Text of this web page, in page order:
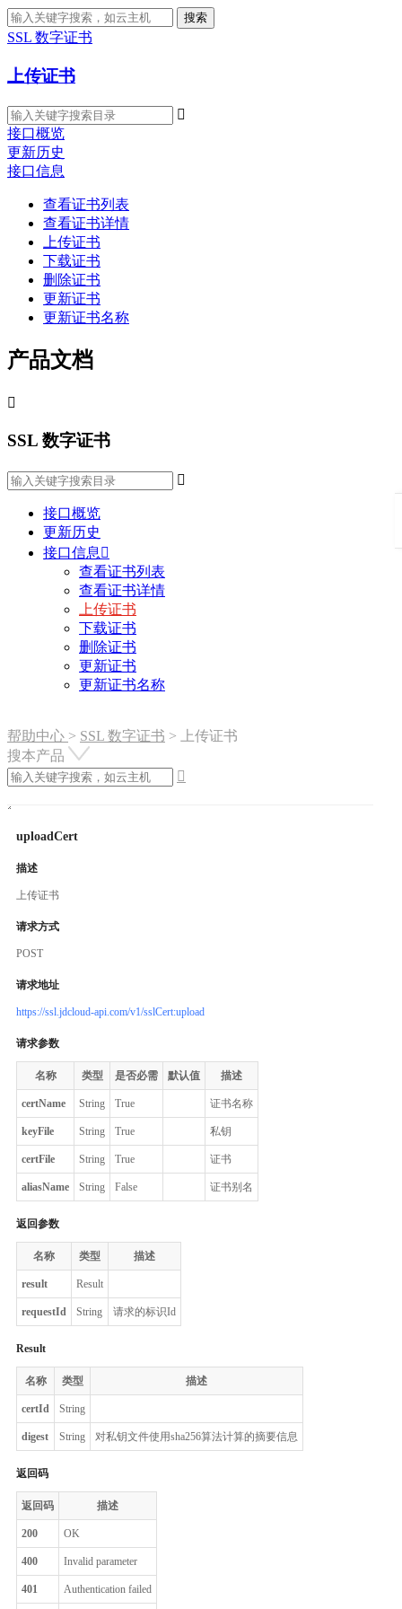
搜索
SSL 数字证书
上传证书

接口概览
更新历史
接口信息
查看证书列表
查看证书详情
上传证书
下载证书
删除证书
更新证书
更新证书名称
产品文档

SSL 数字证书

接口概览
更新历史
接口信息 
查看证书列表
查看证书详情
上传证书
下载证书
删除证书
更新证书
更新证书名称
帮助中心 > SSL 数字证书 >
上传证书
搜本产品

uploadCert
描述
上传证书
请求方式
POST
请求地址
https://ssl.jdcloud-api.com/v1/sslCert:upload
请求参数
名称 类型 是否必需 默认值 描述
certName String True 证书名称
keyFile String True 私钥
certFile String True 证书
aliasName String False 证书别名
返回参数
名称 类型 描述
result Result
requestId String 请求的标识Id
Result
名称 类型 描述
certId String
digest String 对私钥文件使用sha256算法计算的摘要信息
返回码
返回码 描述
200 OK
400 Invalid parameter
401 Authentication failed